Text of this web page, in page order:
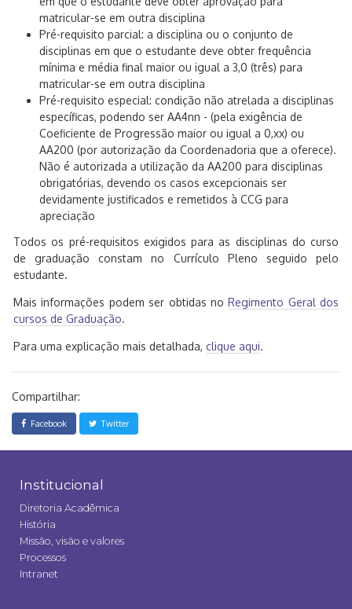
matricular-se em outra disciplina
Pré-requisito parcial: a disciplina ou o conjunto de
disciplinas em que o estudante deve obter frequência
mínima e média final maior ou igual a 3,0 (três) para
matricular-se em outra disciplina
Pré-requisito especial: condição não atrelada a disciplinas
específicas, podendo ser AA4nn - (pela exigência de
Coeficiente de Progressão maior ou igual a 0,xx) ou
AA200 (por autorização da Coordenadoria que a oferece).
Não é autorizada a utilização da AA200 para disciplinas
obrigatórias, devendo os casos excepcionais ser
devidamente justificados e remetidos à CCG para
apreciação
Todos os pré-requisitos exigidos para as disciplinas do curso
de graduação constam no Currículo Pleno seguido pelo
estudante.
Mais informações podem ser obtidas noRegimento Geral dos
cursos de Graduação.
Para uma explicação mais detalhada, clique aqui.
Compartilhar:
Facebook Twitter
Institucional
Diretoria Acadêmica
História
Missão, visão e valores
Processos
Intranet